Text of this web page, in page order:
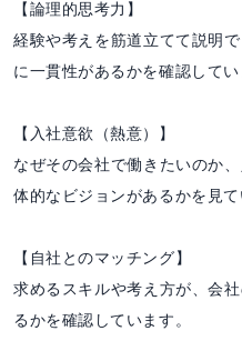
【論理的思考力】
経験や考えを筋道立てて説明
に一貫性があるかを確認してい
【入社意欲（熱意）】
なぜその会社で働きたいのか
体的なビジョンがあるかを見て
【自社とのマッチング】
求めるスキルや考え方が、会
るかを確認しています。